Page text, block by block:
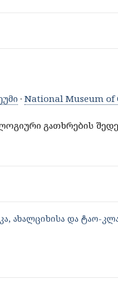
· National Museum of
გათხრების
ახალციხისა და ტაო-